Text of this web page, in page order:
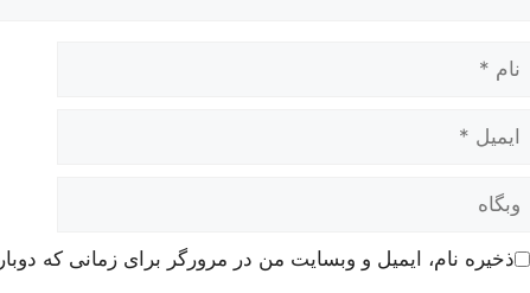
ایمیل
وبگاه
ذخیره نام، ایمیل و وبسایت من در مرورگر برای زمانی که